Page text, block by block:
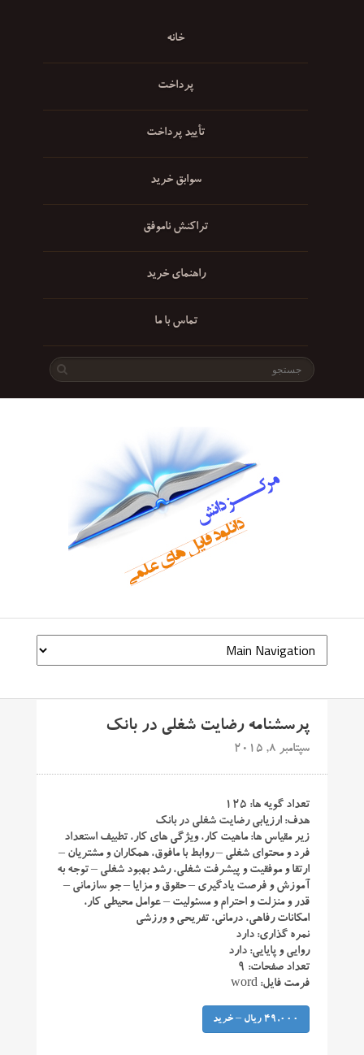
خانه
پرداخت
تأیید پرداخت
سوابق خرید
تراکنش ناموفق
راهنمای خرید
تماس با ما
پرسشنامه رضایت شغلی در بانک
سپتامبر 8, 2015
تعداد گویه ها: ۱۲۵
هدف: ارزیابی رضایت شغلی در بانک
زیر مقیاس ها: ماهیت کار، ویژگی های کار، تطبیف استعداد
فرد و محتوای شغلی – روابط با مافوق، همکاران و مشتریان –
ارتقا و موفقیت و پیشرفت شغلی، رشد بهبود شغلی – توجه به
آموزش و فرصت یادگیری – حقوق و مزایا – جو سازمانی –
قدر و منزلت و احترام و مسئولیت – عوامل محیطی کار،
امکانات رفاهی، درمانی، تفریحی و ورزشی
نمره گذاری: دارد
روایی و پایایی: دارد
تعداد صفحات: ۹
فرمت فایل: word
49,000 ریال – خرید